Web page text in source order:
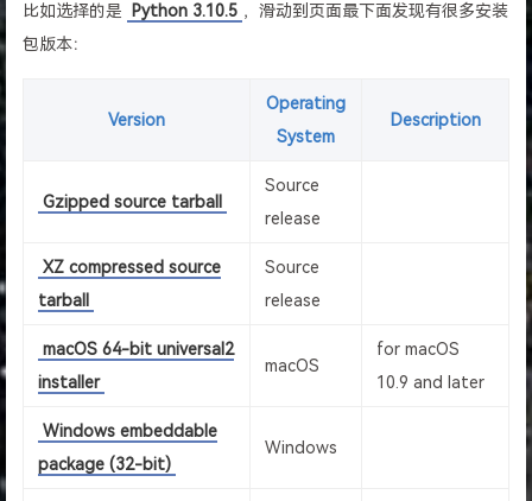
比如选择的是 Python 3.10.5 ，滑动到页面最下面发现有很多安装
包版本：
Version
Operating
System
Description
Gzipped source tarball
Source
release
XZ compressed source
tarball
Source
release
macOS 64-bit universal2
installer
macOS
for macOS
10.9 and later
Windows embeddable
package (32-bit)
Windows